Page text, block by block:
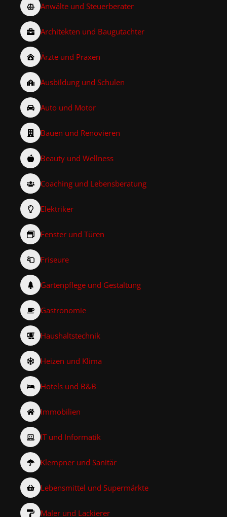
Anwälte und Steuerberater
Architekten und Baugutachter
Ärzte und Praxen
Ausbildung und Schulen
Auto und Motor
Bauen und Renovieren
Beauty und Wellness
Coaching und Lebensberatung
Elektriker
Fenster und Türen
Friseure
Gartenpflege und Gestaltung
Gastronomie
Haushaltstechnik
Heizen und Klima
Hotels und B&B
Immobilien
IT und Informatik
Klempner und Sanitär
Lebensmittel und Supermärkte
Maler und Lackierer